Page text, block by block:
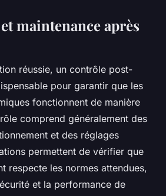
maintenance après
réussie, un contrôle post-
pour garantir que les
fonctionnent de manière
comprend généralement des
et des réglages
permettent de vérifier que
respecte les normes attendues,
et la performance de